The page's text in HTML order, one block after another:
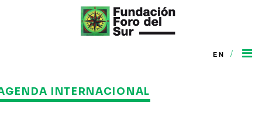
EN /
INTERNACIONAL